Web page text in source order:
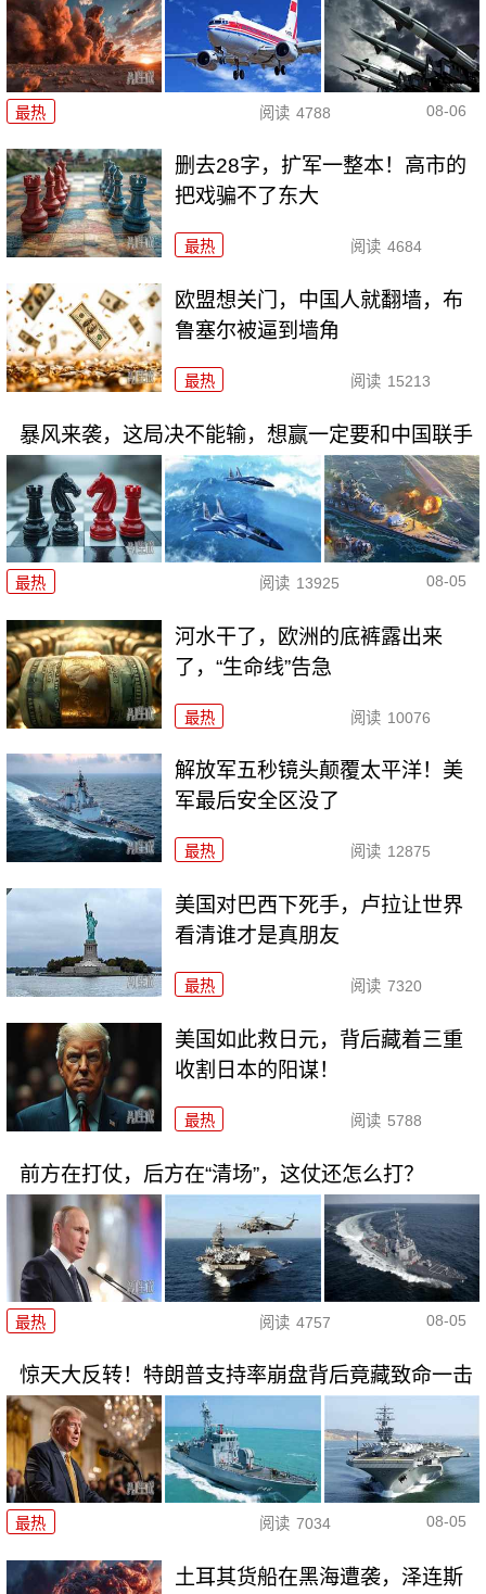
最热 阅读 4788 08-06
删去28字，扩军一整本！高市的
把戏骗不了东大
最热 阅读 4684
欧盟想关门，中国人就翻墙，布
鲁塞尔被逼到墙角
最热 阅读 15213
暴风来袭，这局决不能输，想赢一定要和中国联手
最热 阅读 13925 08-05
河水干了，欧洲的底裤露出来
了，“生命线”告急
最热 阅读 10076
解放军五秒镜头颠覆太平洋！美
军最后安全区没了
最热 阅读 12875
美国对巴西下死手，卢拉让世界
看清谁才是真朋友
最热 阅读 7320
美国如此救日元，背后藏着三重
收割日本的阳谋！
最热 阅读 5788
前方在打仗，后方在“清场”，这仗还怎么打？
最热 阅读 4757 08-05
惊天大反转！特朗普支持率崩盘背后竟藏致命一击
最热 阅读 7034 08-05
土耳其货船在黑海遭袭，泽连斯